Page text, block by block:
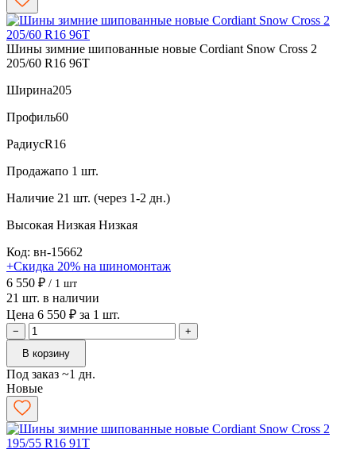
Шины зимние шипованные новые Cordiant Snow Cross 2
205/60 R16 96T
Ширина205
Профиль60
РадиусR16
Продажапо 1 шт.
Наличие 21 шт. (через 1-2 дн.)
Высокая Низкая Низкая
Код: вн-15662
+Скидка 20% на шиномонтаж
6 550 ₽ / 1 шт
21 шт. в наличии
Цена 6 550 ₽ за 1 шт.
−
+
В корзину
Под заказ ~1 дн.
Новые